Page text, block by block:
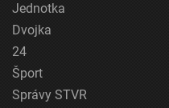
Jednotka
Dvojka
24
Šport
Správy STVR